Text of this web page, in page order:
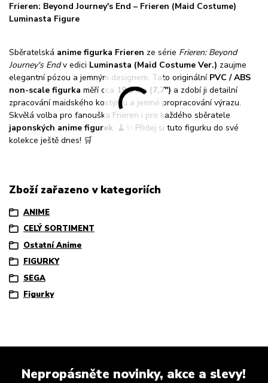
Frieren: Beyond Journey's End – Frieren (Maid Costume)
Luminasta Figure
Sběratelská anime figurka Frieren ze série Frieren: Beyond
Journey's Endv edici Luminasta (Maid Costume Ver.) zaujme
elegantní pózou a jemným designem. Tato originální PVC / ABS
non-scale figurka měří cca 19,5 cm (7,7″) a zdobí ji detailní
zpracování maidského kostýmu a jemné propracování výrazu.
Skvělá volba pro fanouška Frieren i pro každého sběratele
japonských anime figurek. 🧹✨ Přidej si tuto figurku do své
kolekce ještě dnes! 🛒
Zboží zařazeno v kategoriích
ANIME
CELÝ SORTIMENT
Ostatní Anime
FIGURKY
SEGA
Figurky
Nepropásněte novinky, akce a slevy!